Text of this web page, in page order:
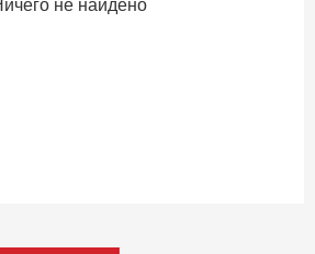
не найдено